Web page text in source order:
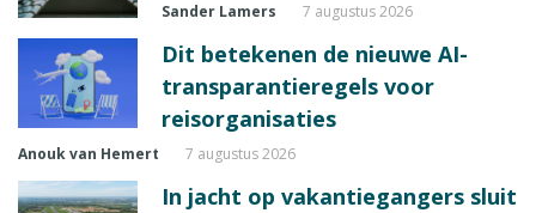
Sander Lamers 7 augustus 2026
Dit betekenen de nieuwe AI-
transparantieregels voor
reisorganisaties
Anouk van Hemert 7 augustus 2026
In jacht op vakantiegangers sluit